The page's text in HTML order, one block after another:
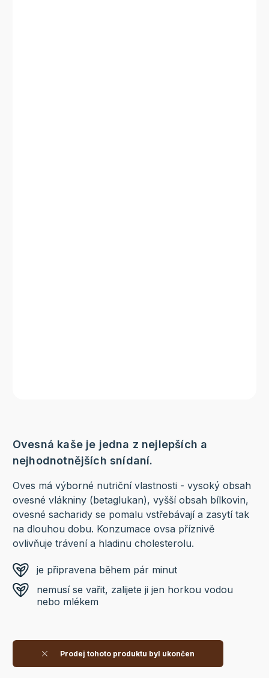
Ovesná kaše je jedna z nejlepších a
nejhodnotnějších snídaní.
Oves má výborné nutriční vlastnosti - vysoký obsah
ovesné vlákniny (betaglukan), vyšší obsah bílkovin,
ovesné sacharidy se pomalu vstřebávají a zasytí tak
na dlouhou dobu. Konzumace ovsa příznivě
ovlivňuje trávení a hladinu cholesterolu.
je připravena během pár minut
nemusí se vařit, zalijete ji jen horkou vodou
nebo mlékem
Prodej tohoto produktu byl ukončen